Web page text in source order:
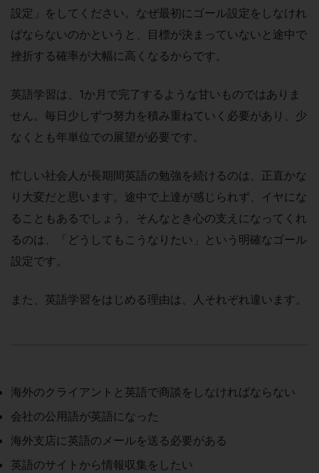
設定」をしてください。なぜ最初にゴール設定をしなけれ
ばならないのかというと、目標が決まっていないと途中で
挫折する確率が大幅に高くなるからです。
英語学習は、1か月で完了するような甘いものではありま
せん。毎日少しずつ努力を積み重ねていく必要があり、少
なくとも年単位での展望が必要です。
忙しい社会人が長期間英語の勉強を続けるのは、正直かな
り大変だと思います。途中で上達が感じられず、イヤにな
ることもあるでしょう。そんなとき心の支えになってくれ
るのは、「どうしてもこうなりたい」という明確なゴール
設定です。
また、英語学習をはじめる理由は、人それぞれ違います。
海外のクライアントと英語で商談をしなければならない
会社の公用語が英語になった
海外支店に英語のメールを送る必要がある
英語のサイトから情報収集をしたい